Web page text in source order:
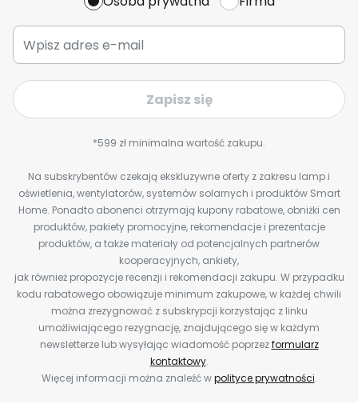
Zapisz się
*599 zł minimalna wartość zakupu.
Na subskrybentów czekają ekskluzywne oferty z zakresu lamp i
oświetlenia, wentylatorów, systemów solarnych i produktów Smart
Home. Ponadto abonenci otrzymają kupony rabatowe, obniżki cen
produktów, pakiety promocyjne, rekomendacje i prezentacje
produktów, a także materiały od potencjalnych partnerów
kooperacyjnych, ankiety,
jak również propozycje recenzji i rekomendacji zakupu. W przypadku
kodu rabatowego obowiązuje minimum zakupowe, w każdej chwili
można zrezygnować z subskrypcji korzystając z linku
umożliwiającego rezygnację, znajdującego się w każdym
newsletterze lub wysyłając wiadomość poprzezformularz
kontaktowy.
Więcej informacji można znaleźć wpolityce prywatności.